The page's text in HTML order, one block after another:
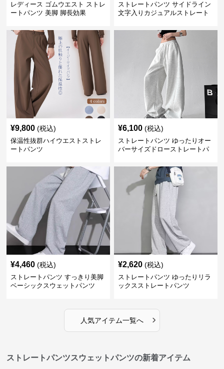
レディース ゴムウエスト ストレ
ートパンツ 美脚 脚長効果
ストレートパンツ サイドライン
文字入りカジュアルストレート
¥9,800 (税込)
保温性抜群ハイウエストストレ
ートパンツ
¥6,100 (税込)
ストレートパンツ ゆったりオー
バーサイズドローストレートパ
¥4,460 (税込)
ストレートパンツ すっきり美脚
ベーシックスウェットパンツ
¥2,620 (税込)
ストレートパンツ ゆったりリラ
ックスストレートパンツ
人気アイテム一覧へ ›
ストレートパンツスウェットパンツの新着アイテム